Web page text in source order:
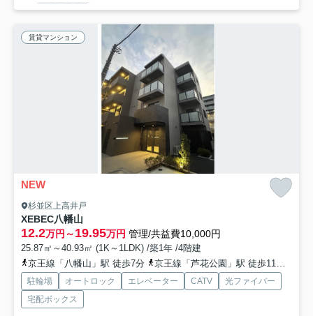
賃貸マンション
NEW
杉並区上高井戸
XEBEC八幡山
12.2万円～19.95万円 管理/共益費10,000円
25.87㎡～40.93㎡ (1K～1LDK) /築1年 /4階建
京王線「八幡山」駅 徒歩7分
京王線「芦花公園」駅 徒歩11分
駐輪場 オートロック エレベーター CATV
光ファイバー
宅配ボックス